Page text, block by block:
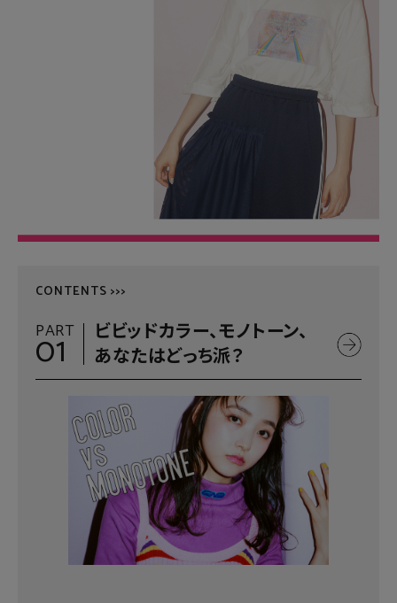
CONTENTS >>>
PART
01
ビビッドカラー、モノトーン、
あなたはどっち派？